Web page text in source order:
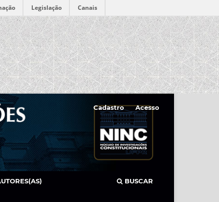
Legislação Canais
BUSCAR
Cadastro Acesso